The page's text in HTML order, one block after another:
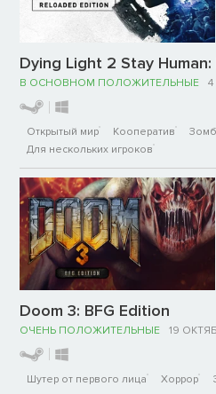
Dying Light 2 Stay
В ОСНОВНОМ ПОЛОЖИТЕЛЬНЫЕ
Открытый мир Кооператив
Для нескольких игроков
Doom 3: BFG Edition
ОЧЕНЬ ПОЛОЖИТЕЛЬНЫЕ 19
Шутер от первого лица Хоррор